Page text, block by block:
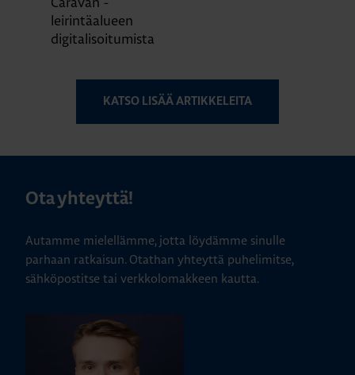
leirintäalueen
digitalisoitumista
KATSO LISÄÄ ARTIKKELEITA
Ota yhteyttä!
Autamme mielellämme, jotta löydämme sinulle
parhaan ratkaisun. Otathan yhteyttä puhelimitse,
sähköpostitse tai verkkolomakkeen kautta.